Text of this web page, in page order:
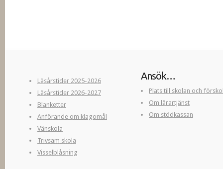
Läsårstider 2025-2026
Läsårstider 2026-2027
Blanketter
Anförande om klagomål
Vänskola
Trivsam skola
Visselblåsning
Ansök…
Plats till skolan och
Om lärartjänst
Om stödkassan